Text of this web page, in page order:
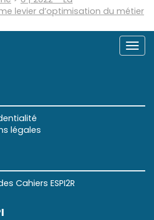
levier d’optimisation du métier
légales
Cahiers ESPI2R